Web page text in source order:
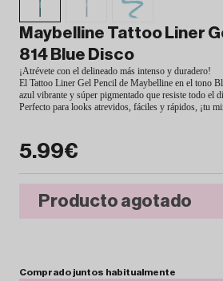
Maybelline Tattoo Liner
814 Blue Disco
¡Atrévete con el delineado más intenso y duradero!
El Tattoo Liner Gel Pencil de Maybelline en el tono
azul vibrante y súper pigmentado que resiste todo el
Perfecto para looks atrevidos, fáciles y rápidos, ¡tu
5.99€
Producto agotado
Comprado juntos habitualmente